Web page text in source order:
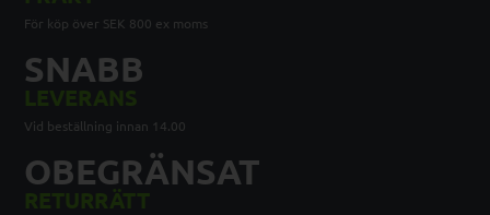
För köp över SEK 800 ex moms
SNABB
LEVERANS
Vid beställning innan 14.00
OBEGRÄNSAT
RETURRÄTT